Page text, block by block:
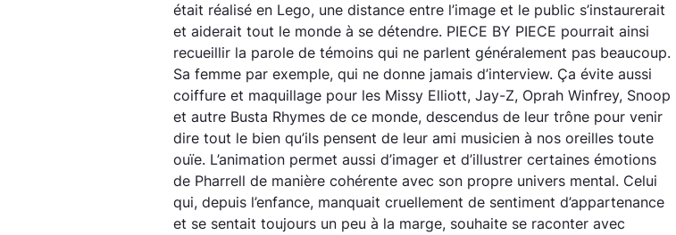
était réalisé en Lego, une distance entre l’image et le public s’instaurerait
et aiderait tout le monde à se détendre. PIECE BY PIECE pourrait ainsi
recueillir la parole de témoins qui ne parlent généralement pas beaucoup.
Sa femme par exemple, qui ne donne jamais d’interview. Ça évite aussi
coiffure et maquillage pour les Missy Elliott, Jay-Z, Oprah Winfrey, Snoop
et autre Busta Rhymes de ce monde, descendus de leur trône pour venir
dire tout le bien qu’ils pensent de leur ami musicien à nos oreilles toute
ouïe. L’animation permet aussi d’imager et d’illustrer certaines émotions
de Pharrell de manière cohérente avec son propre univers mental. Celui
qui, depuis l’enfance, manquait cruellement de sentiment d’appartenance
et se sentait toujours un peu à la marge, souhaite se raconter avec